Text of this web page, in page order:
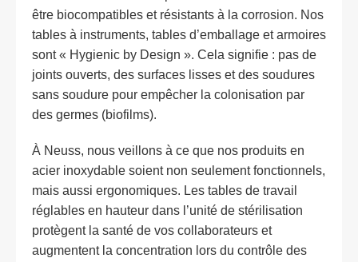
être biocompatibles et résistants à la corrosion. Nos
tables à instruments, tables d’emballage et armoires
sont « Hygienic by Design ». Cela signifie : pas de
joints ouverts, des surfaces lisses et des soudures
sans soudure pour empêcher la colonisation par
des germes (biofilms).
À Neuss, nous veillons à ce que nos produits en
acier inoxydable soient non seulement fonctionnels,
mais aussi ergonomiques. Les tables de travail
réglables en hauteur dans l’unité de stérilisation
protègent la santé de vos collaborateurs et
augmentent la concentration lors du contrôle des